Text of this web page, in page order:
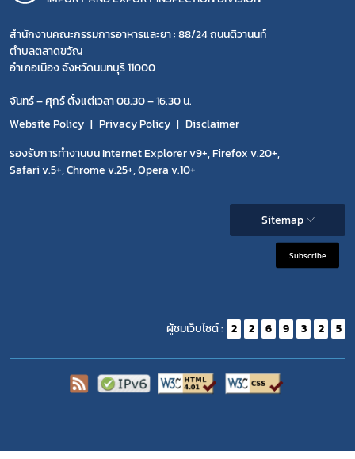
สำนักงานคณะกรรมการอาหารและยา : 88/24 ถนนติวานนท์
ตำบลตลาดขวัญ
อำเภอเมือง จังหวัดนนทบุรี 11000
จันทร์ – ศุกร์ ตั้งแต่เวลา 08.30 – 16.30 น.
Website Policy
Privacy Policy
Disclaimer
รองรับการทำงานบน Internet Explorer v9+, Firefox v.20+,
Safari v.5+, Chrome v.25+, Opera v.10+
Sitemap
Subscribe
ผู้ชมเว็บไซต์ : 2 2 6 9 3 2 5